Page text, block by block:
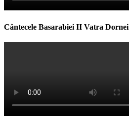
Cântecele Basarabiei II Vatra Dornei